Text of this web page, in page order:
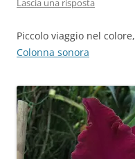
Piccolo viaggio nel
Colonna sonora